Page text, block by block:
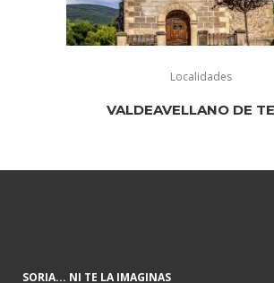
Localidades
VALDEAVELLANO DE
SORIA... NI TE LA IMAGINAS